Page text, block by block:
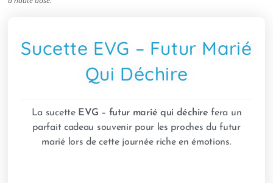
Sucette EVG – Futur Marié
Qui Déchire
La sucette EVG – futur marié qui déchirefera un
parfait cadeau souvenir pour les proches du futur
marié lors de cette journée riche en émotions.